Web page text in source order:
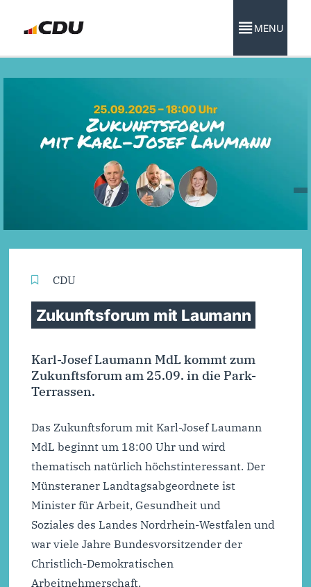
MENU
CDU
Zukunftsforum mit Laumann
Karl-Josef Laumann MdL kommt zum
Zukunftsforum am 25.09. in die Park-
Terrassen.
Das Zukunftsforum mit Karl-Josef Laumann
MdL beginnt um 18:00 Uhr und wird
thematisch natürlich höchstinteressant. Der
Münsteraner Landtagsabgeordnete ist
Minister für Arbeit, Gesundheit und
Soziales des Landes Nordrhein-Westfalen und
war viele Jahre Bundesvorsitzender der
Christlich-Demokratischen
Arbeitnehmerschaft.